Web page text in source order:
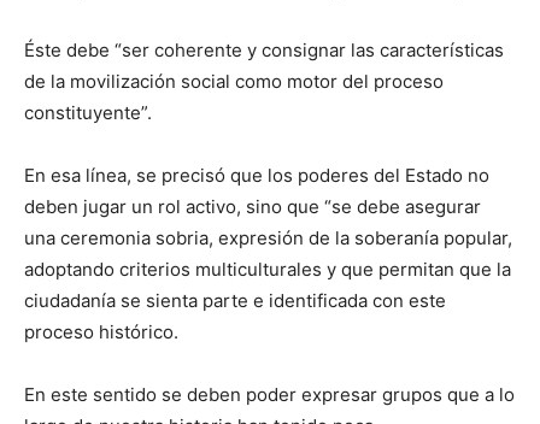
Éste debe “ser coherente y consignar las características
de la movilización social como motor del proceso
constituyente”.
En esa línea, se precisó que los poderes del Estado no
deben jugar un rol activo, sino que “se debe asegurar
una ceremonia sobria, expresión de la soberanía popular,
adoptando criterios multiculturales y que permitan que la
ciudadanía se sienta parte e identificada con este
proceso histórico.
En este sentido se deben poder expresar grupos que a lo